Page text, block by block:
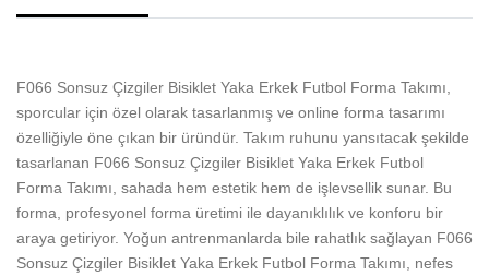
F066 Sonsuz Çizgiler Bisiklet Yaka Erkek Futbol Forma Takımı,
sporcular için özel olarak tasarlanmış ve online forma tasarımı
özelliğiyle öne çıkan bir üründür. Takım ruhunu yansıtacak şekilde
tasarlanan F066 Sonsuz Çizgiler Bisiklet Yaka Erkek Futbol
Forma Takımı, sahada hem estetik hem de işlevsellik sunar. Bu
forma, profesyonel forma üretimi ile dayanıklılık ve konforu bir
araya getiriyor. Yoğun antrenmanlarda bile rahatlık sağlayan F066
Sonsuz Çizgiler Bisiklet Yaka Erkek Futbol Forma Takımı, nefes